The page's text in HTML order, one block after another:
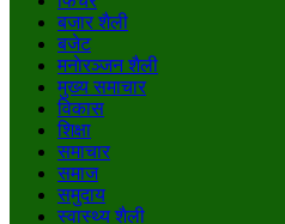
बजार शैली
बजेट
मनाेरञ्जन शैली
मुख्य समाचार
विकास
शिक्षा
समाचार
समाज
समुदाय
स्वास्थ्य शैली